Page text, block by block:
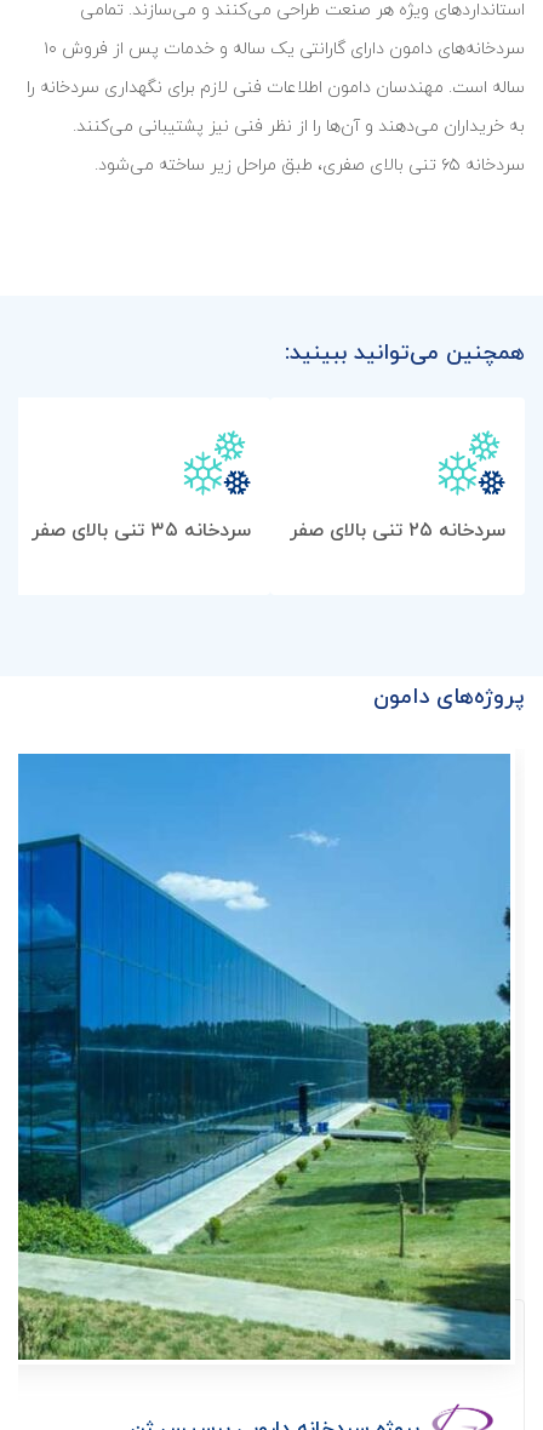
استانداردهای ویژه هر صنعت طراحی می‌کنند و می‌سازند. تمامی
سردخانه‌های دامون دارای گارانتی یک ساله و خدمات پس از فروش ۱۰
ساله است. مهندسان دامون اطلاعات فنی لازم برای نگهداری سردخانه را
به خریداران می‌دهند و آن‌ها را از نظر فنی نیز پشتیبانی می‌کنند.
سردخانه ۶۵ تنی بالای صفری، طبق مراحل زیر ساخته می‌شود.
همچنین می‌توانید ببینید:
سردخانه ۲۵ تنی بالای صفر سردخانه ۳۵ تنی بالای صفر
پروژه‌های دامون